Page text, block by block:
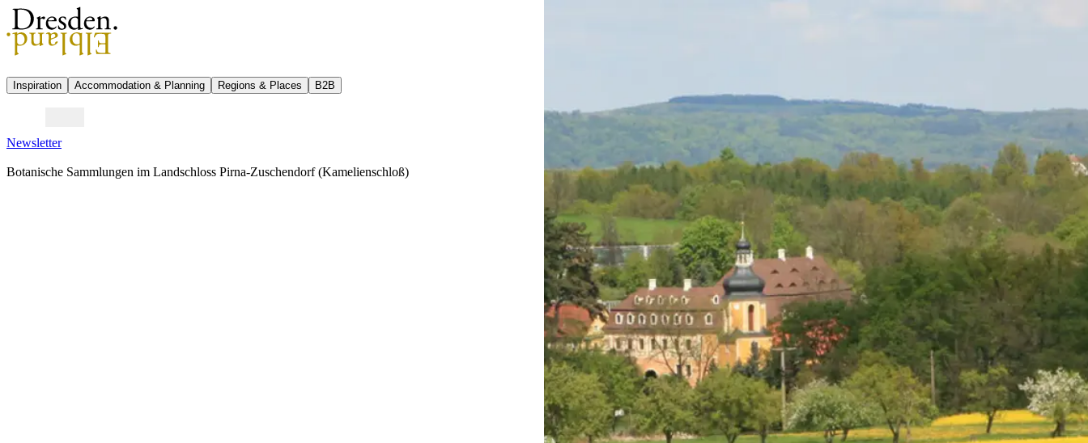
Inspiration Accommodation & Planning Regions & Places B2B
Newsletter
Botanische Sammlungen im Landschloss Pirna-Zuschendorf (Kamelienschloß)